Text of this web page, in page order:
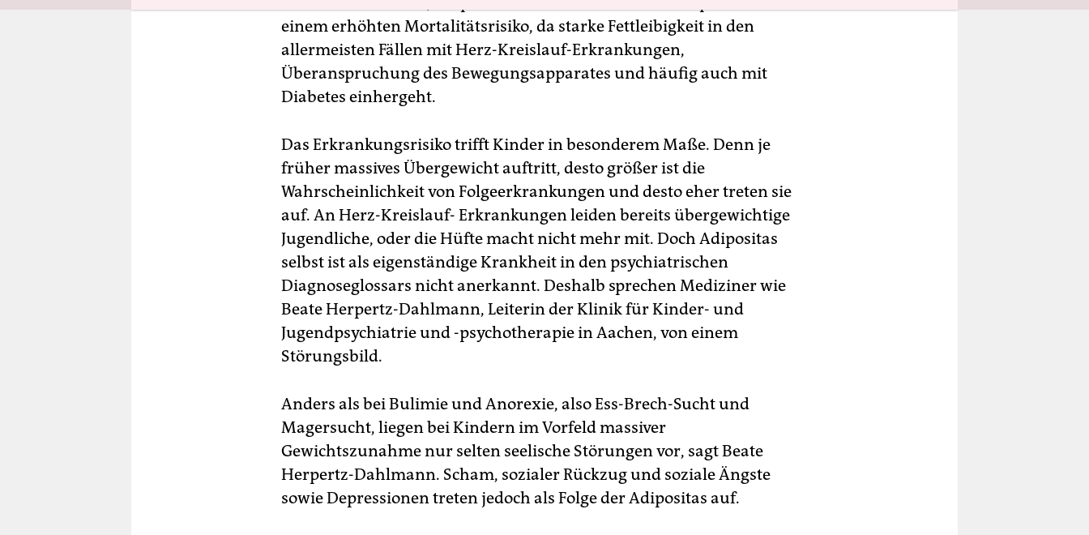
einem erhöhten Mortalitätsrisiko, da starke Fettleibigkeit in den
allermeisten Fällen mit Herz-Kreislauf-Erkrankungen,
Überanspruchung des Bewegungsapparates und häufig auch mit
Diabetes einhergeht.
Das Erkrankungsrisiko trifft Kinder in besonderem Maße. Denn je
früher massives Übergewicht auftritt, desto größer ist die
Wahrscheinlichkeit von Folgeerkrankungen und desto eher treten sie
auf. An Herz-Kreislauf- Erkrankungen leiden bereits übergewichtige
Jugendliche, oder die Hüfte macht nicht mehr mit. Doch Adipositas
selbst ist als eigenständige Krankheit in den psychiatrischen
Diagnoseglossars nicht anerkannt. Deshalb sprechen Mediziner wie
Beate Herpertz-Dahlmann, Leiterin der Klinik für Kinder- und
Jugendpsychiatrie und -psychotherapie in Aachen, von einem
Störungsbild.
Anders als bei Bulimie und Anorexie, also Ess-Brech-Sucht und
Magersucht, liegen bei Kindern im Vorfeld massiver
Gewichtszunahme nur selten seelische Störungen vor, sagt Beate
Herpertz-Dahlmann. Scham, sozialer Rückzug und soziale Ängste
sowie Depressionen treten jedoch als Folge der Adipositas auf.